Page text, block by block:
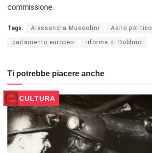
commissione.
Tags: Alessandra Mussolini Asilo politico
parlamento europeo riforma di Dublino
Ti potrebbe piacere anche
CULTURA